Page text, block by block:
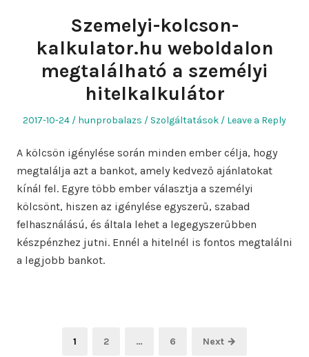
Szemelyi-kolcson-
kalkulator.hu weboldalon
megtalálható a személyi
hitelkalkulátor
Posted
2017-10-24 Author
hunprobalazs
Posted
Szolgáltatások Leave a Reply
A kölcsön igénylése során minden ember célja, hogy
megtalálja azt a bankot, amely kedvező ajánlatokat
kínál fel. Egyre több ember választja a személyi
kölcsönt, hiszen az igénylése egyszerű, szabad
felhasználású, és általa lehet a legegyszerűbben
készpénzhez jutni. Ennél a hitelnél is fontos megtalálni
a legjobb bankot.
Bejegyzések
Page
1 Page
2 … Page
6 Next →